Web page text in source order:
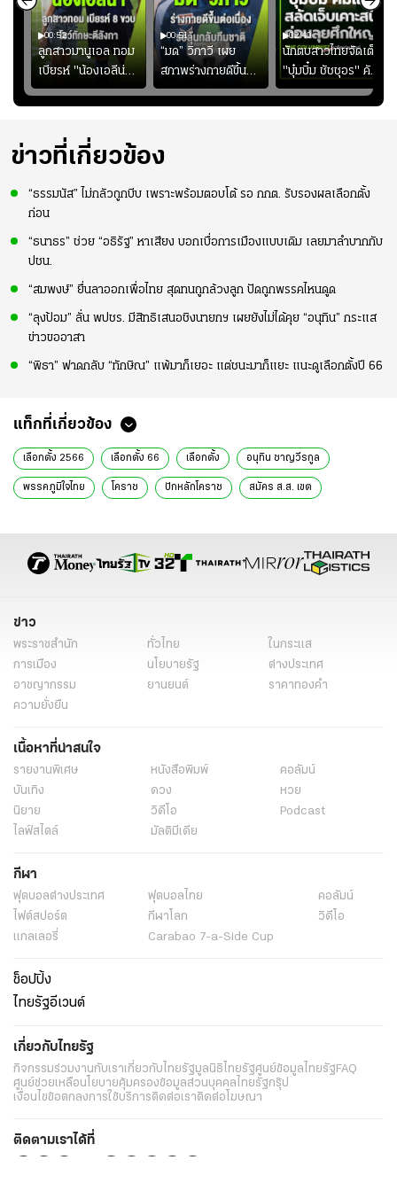
00:52
ลูกสาวมานูเอล ทอม
เบียรห์ "น้องเอลีน่า"
วัย 8 ขวบ โชว์ตี
ลังกาสุดพริ้ว
00:51
“มด” วิภาวี เผย
สภาพร่างกายดีขึ้น
อย่างต่อเนื่อง พร้อม
พยายามลงสนามให้
ความมั่นใจ
02:40
นักตบสาวไทยจัดเต็ม
"บุ๋มบิ๋ม ชัชชุอร" คัม
แบ็ก ศึก" SEA V
CUP 2026" เลก
ข่าวที่เกี่ยวข้อง
“ธรรมนัส” ไม่กลัวถูกบีบ เพราะพร้อมตอบโต้ รอ กกต. รับรองผลเลือกตั้ง
ก่อน
“ธนาธร” ช่วย “อธิรัฐ” หาเสียง บอกเบื่อการเมืองแบบเดิม เลยมาลำบากกับ
ปชน.
“สมพงษ์” ยื่นลาออกเพื่อไทย สุดทนถูกล้วงลูก ปัดถูกพรรคไหนดูด
“ลุงป้อม” ลั่น พปชร. มีสิทธิเสนอชิงนายกฯ เผยยังไม่ได้คุย “อนุทิน” กระแส
ข่าวขออาสา
“พิธา” ฟาดกลับ “ทักษิณ” แพ้มาก็เยอะ แต่ชนะมาก็แยะ แนะดูเลือกตั้งปี 66
แท็กที่เกี่ยวข้อง
เลือกตั้ง 2566 เลือกตั้ง 66 เลือกตั้ง อนุทิน ชาญวีรกูล
พรรคภูมิใจไทย โคราช ปักหลักโคราช สมัคร ส.ส. เขต
ข่าว
พระราชสำนัก ทั่วไทย
ในกระแส
การเมือง
นโยบายรัฐ
ต่างประเทศ
อาชญากรรม
ยานยนต์
ราคาทองคำ
ความยั่งยืน
เนื้อหาที่น่าสนใจ
รายงานพิเศษ หนังสือพิมพ์
คอลัมน์
บันเทิง
ดวง
หวย
นิยาย
วิดีโอ
Podcast
ไลฟ์สไตล์
มัลติมีเดีย
กีฬา
ฟุตบอลต่่างประเทศ ฟุตบอลไทย
คอลัมน์
ไฟต์สปอร์ต
กีฬาโลก
วิดีโอ
แกลเลอรี่
Carabao 7-a-Side Cup
ช็อปปิ้ง
ไทยรัฐอีเวนต์
เกี่ยวกับไทยรัฐ
กิจกรรมร่วมงานกับเราเกี่ยวกับไทยรัฐมูลนิธิไทยรัฐศูนย์ข้อมูลไทยรัฐFAQ
ศูนย์ช่วยเหลือนโยบายคุ้มครองข้อมูลส่วนบุคคลไทยรัฐกรุ๊ป
เงื่อนไขข้อตกลงการใช้บริการติดต่อเราติดต่อโฆษณา
ติดตามเราได้ที่